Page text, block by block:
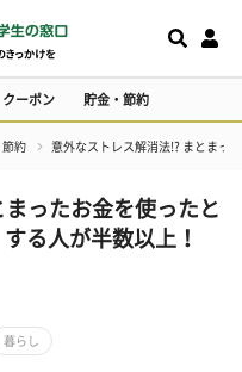
クーポン 貯金・節約
節約 意外なストレス解消法!? まとまっ
ったお金を使ったと
る人が半数以上！
暮らし